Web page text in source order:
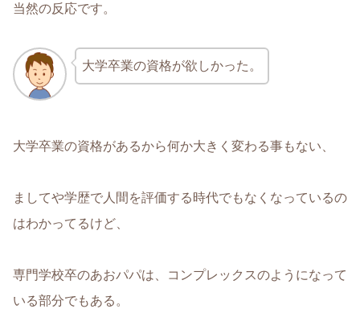
当然の反応です。
大学卒業の資格が欲しかった。
大学卒業の資格があるから何か大きく変わる事もない、
ましてや学歴で人間を評価する時代でもなくなっているの
はわかってるけど、
専門学校卒のあおパパは、コンプレックスのようになって
いる部分でもある。